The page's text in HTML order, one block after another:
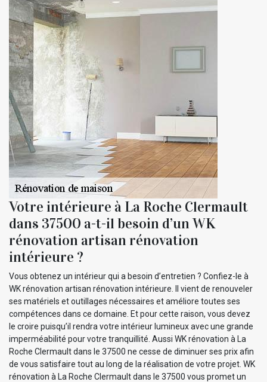
Votre intérieure à La Roche Clermault
dans 37500 a-t-il besoin d’un WK
rénovation artisan rénovation
intérieure ?
Vous obtenez un intérieur qui a besoin d’entretien ? Confiez-le à
WK rénovation artisan rénovation intérieure. Il vient de renouveler
ses matériels et outillages nécessaires et améliore toutes ses
compétences dans ce domaine. Et pour cette raison, vous devez
le croire puisqu’il rendra votre intérieur lumineux avec une grande
imperméabilité pour votre tranquillité. Aussi WK rénovation à La
Roche Clermault dans le 37500 ne cesse de diminuer ses prix afin
de vous satisfaire tout au long de la réalisation de votre projet. WK
rénovation à La Roche Clermault dans le 37500 vous promet un